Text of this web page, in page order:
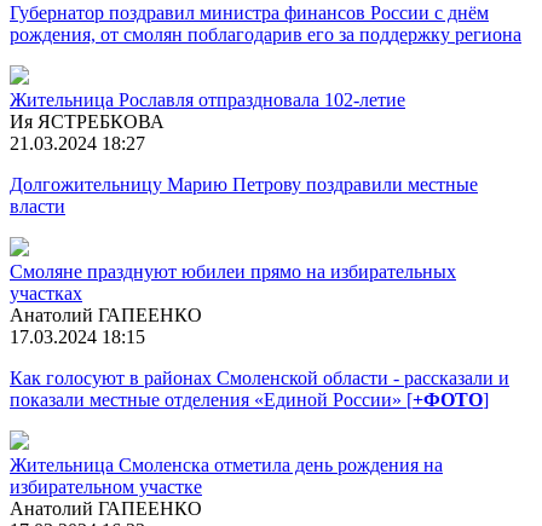
Губернатор поздравил министра финансов России с днём
рождения, от смолян поблагодарив его за поддержку региона
Жительница Рославля отпраздновала 102-летие
Ия ЯСТРЕБКОВА
21.03.2024 18:27
Долгожительницу Марию Петрову поздравили местные
власти
Смоляне празднуют юбилеи прямо на избирательных
участках
Анатолий ГАПЕЕНКО
17.03.2024 18:15
Как голосуют в районах Смоленской области - рассказали и
показали местные отделения «Единой России» [+ФОТО]
Жительница Смоленска отметила день рождения на
избирательном участке
Анатолий ГАПЕЕНКО